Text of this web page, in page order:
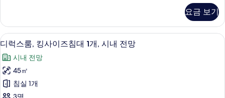
대
개,
시
내
전
룸,
킹
사
이
즈
침
대
개,
요금 보기
디
럭
스
룸,
킹
6
디럭스룸, 킹사이즈침대 1개, 시내 전망
시내 전망
45㎡
침실 1개